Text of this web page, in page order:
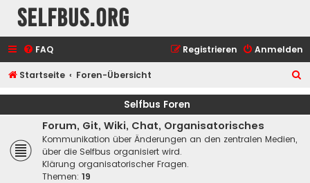
selfbus.org
FAQ Anmelden
Registrieren
Startseite Foren-Übersicht
u
Selfbus Foren
Forum, Git, Wiki, Chat, Organisatorisches
Kommunikation über Änderungen an den zentralen Medien,
über die Selfbus organisiert wird.
Klärung organisatorischer Fragen.
Themen: 19